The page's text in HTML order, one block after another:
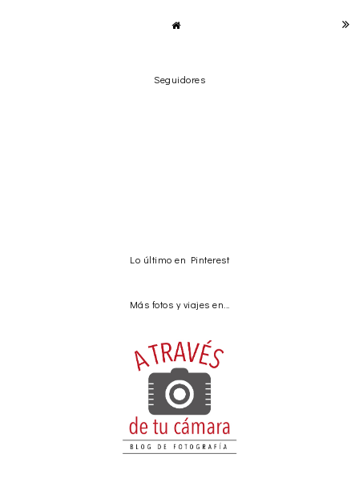
Seguidores
Lo último en Pinterest
Más fotos y viajes en...